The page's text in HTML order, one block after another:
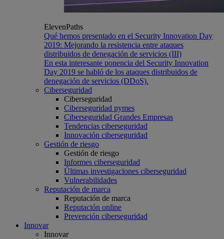
ElevenPaths
Qué hemos presentado en el Security Innovation Day
2019: Mejorando la resistencia entre ataques
distribuidos de denegación de servicios (III)
En esta interesante ponencia del Security Innovation
Day 2019 se habló de los ataques distribuidos de
denegación de servicios (DDoS).
Ciberseguridad
Ciberseguridad
Ciberseguridad pymes
Ciberseguridad Grandes Empresas
Tendencias ciberseguridad
Innovación ciberseguridad
Gestión de riesgo
Gestión de riesgo
Informes ciberseguridad
Últimas investigaciones ciberseguridad
Vulnerabilidades
Reputación de marca
Reputación de marca
Reputación online
Prevención ciberseguridad
Innovar
Innovar